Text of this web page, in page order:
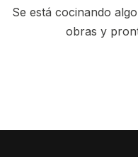
Se está cocinando
obras y